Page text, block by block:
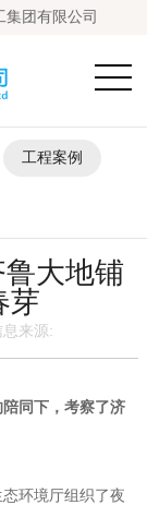
团有限公司
工程案例
大地铺
芽
来源:
同下，考察了济
环境厅组织了夜